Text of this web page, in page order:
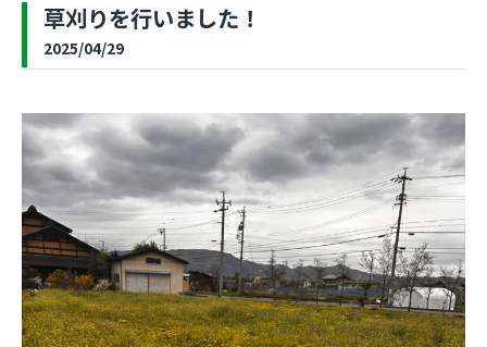
草刈りを行いました！
2025/04/29